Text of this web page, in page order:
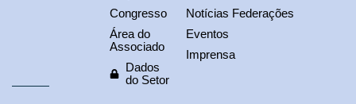
Congresso
Área do
Associado
Dados
do Setor
Notícias Federações
Eventos
Imprensa